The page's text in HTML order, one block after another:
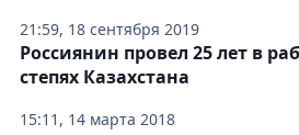
21:59, 18 сентября 2019
15:11, 14 марта 2018
Россиянин провел 25 лет в
степях Казахстана